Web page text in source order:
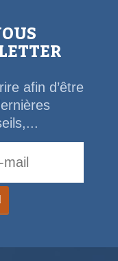
afin d’être